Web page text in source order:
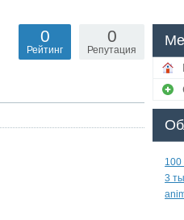
0
Репутация
0
Рейтинг
100
3